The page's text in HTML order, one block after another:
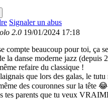
Signaler un abus
2.0 19/01/2024 17:18
compte beaucoup pour toi, ça
la danse moderne jazz (depuis
refaire du classique !
que lors des galas, le
des couronnes sur la tête
tes parents que tu veux